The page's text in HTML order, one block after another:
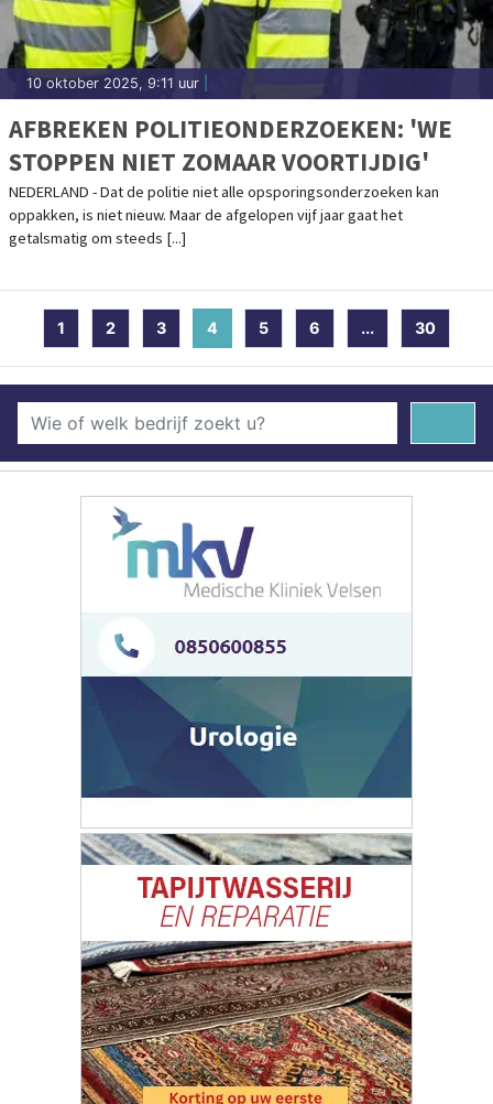
10 oktober 2025, 9:11 uur
AFBREKEN POLITIEONDERZOEKEN: 'WE
STOPPEN NIET ZOMAAR VOORTIJDIG'
NEDERLAND - Dat de politie niet alle opsporingsonderzoeken kan
oppakken, is niet nieuw. Maar de afgelopen vijf jaar gaat het
getalsmatig om steeds [...]
1 2 3 4 (current)
5 6 ... 30